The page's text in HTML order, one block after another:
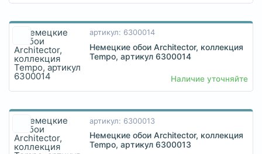
артикул: 6300014
Немецкие обои Architector, коллекция
Tempo, артикул 6300014
Наличие уточняйте
артикул: 6300013
Немецкие обои Architector, коллекция
Tempo, артикул 6300013